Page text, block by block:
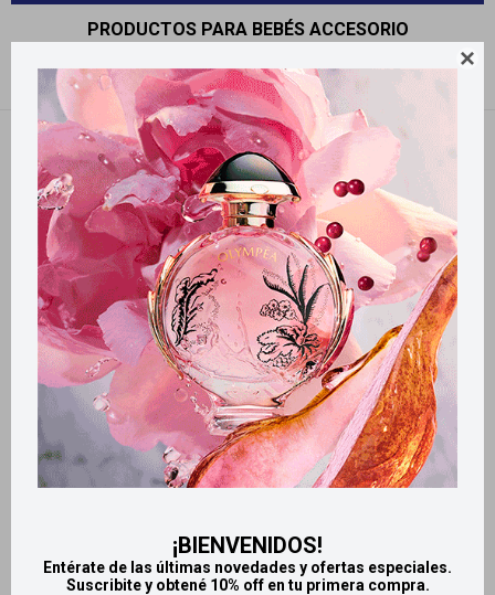

¡BIENVENIDOS!
Entérate de las últimas novedades y ofertas especiales.
Suscribite y obtené 10% off en tu primera compra.
PRODUCTOS PARA BEBÉS ACCESORIO
Recomendados
Filtrando por: Bebés Accesorio Quitar filtros
LlegaHOY
Llega en 2 HS